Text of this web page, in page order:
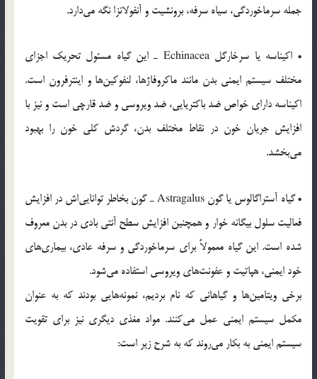
جمله سرماخوردگی، سیاه سرفه، برونشیت و آنفولانزا نگه می‌دارد.
• اکیناسه یا سرخارگل Echinacea ـ این گیاه مسئول تحریک اجزای
مختلف سیستم ایمنی بدن مانند ماکروفاژها، لنفوکین‌ها و اینترفرون است.
اکیناسه دارای خواص ضد باکتریایی، ضد ویروسی و ضد قارچی است و نیز با
افزایش جریان خون در نقاط مختلف بدن، گردش کلی خون را بهبود
می‌بخشد.
• گیاه آستراگالوس یا گون Astragalus ـ گون بخاطر توانایی‌اش در افزایش
فعالیت سلول بیگانه خوار و همچنین افزایش سطح آنتی بادی در بدن معروف
شده است. این گیاه معمولاً برای سرماخوردگی و سرفه عادی، بیماری‌های
خود ایمنی، هپاتیت و عفونت‌های ویروسی استفاده می‌شود.
برخی ویتامین‌ها و گیاهانی که نام بردیم، نمونه‌هایی بودند که به عنوان
مکمل سیستم ایمنی عمل می‌کنند. مواد مغذی دیگری نیز برای تقویت
سیستم ایمنی به بکار می‌روند که به شرح زیر است: